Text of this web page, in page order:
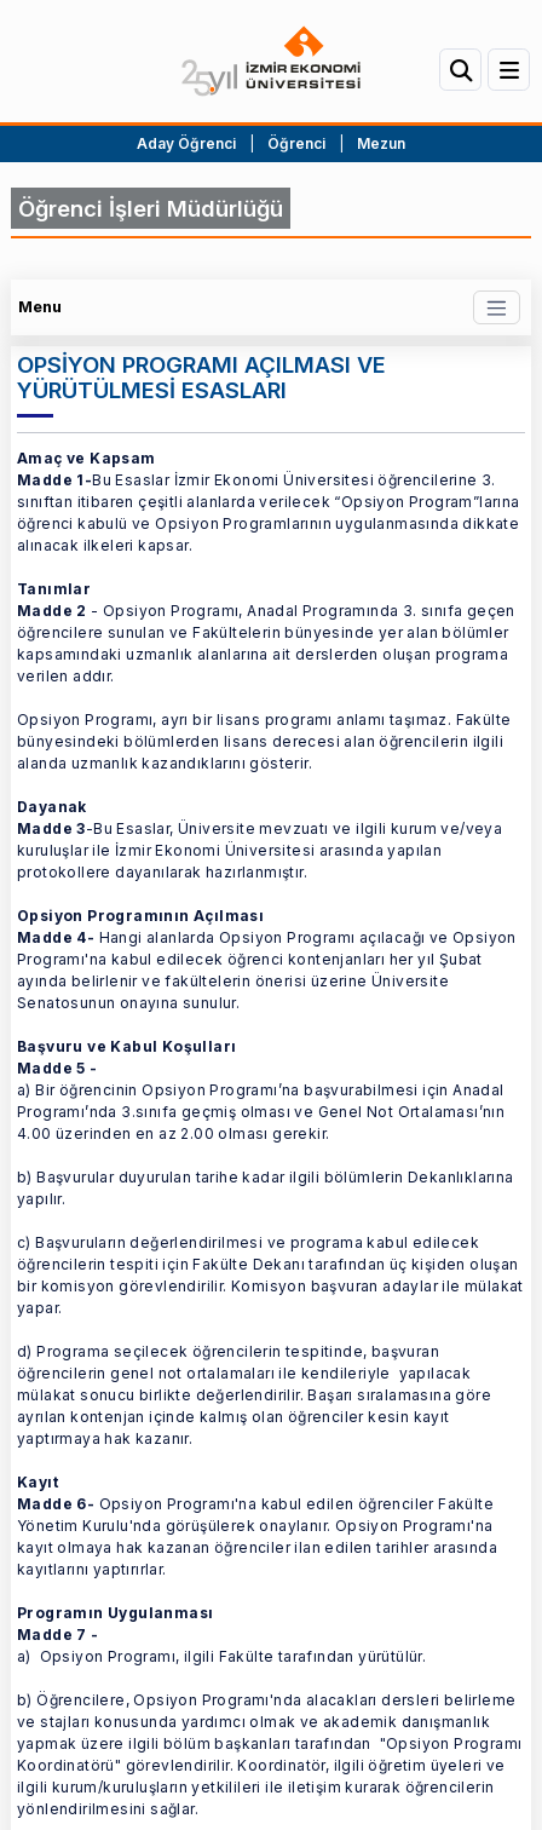
Aday Öğrenci Öğrenci Mezun
Öğrenci İşleri Müdürlüğü
OPSİYON PROGRAMI AÇILMASI VE
YÜRÜTÜLMESİ ESASLARI
Amaç ve Kapsam
Madde 1-Bu Esaslar İzmir Ekonomi Üniversitesi öğrencilerine 3.
sınıftan itibaren çeşitli alanlarda verilecek “Opsiyon Program”larına
öğrenci kabulü ve Opsiyon Programlarının uygulanmasında dikkate
alınacak ilkeleri kapsar.
Tanımlar
Madde 2 - Opsiyon Programı, Anadal Programında 3. sınıfa geçen
öğrencilere sunulan ve Fakültelerin bünyesinde yer alan bölümler
kapsamındaki uzmanlık alanlarına ait derslerden oluşan programa
verilen addır.
Opsiyon Programı, ayrı bir lisans programı anlamı taşımaz. Fakülte
bünyesindeki bölümlerden lisans derecesi alan öğrencilerin ilgili
alanda uzmanlık kazandıklarını gösterir.
Dayanak
Madde 3-Bu Esaslar, Üniversite mevzuatı ve ilgili kurum ve/veya
kuruluşlar ile İzmir Ekonomi Üniversitesi arasında yapılan
protokollere dayanılarak hazırlanmıştır.
Opsiyon Programının Açılması
Madde 4- Hangi alanlarda Opsiyon Programı açılacağı ve Opsiyon
Programı'na kabul edilecek öğrenci kontenjanları her yıl Şubat
ayında belirlenir ve fakültelerin önerisi üzerine Üniversite
Senatosunun onayına sunulur.
Başvuru ve Kabul Koşulları
Madde 5 -
a) Bir öğrencinin Opsiyon Programı’na başvurabilmesi için Anadal
Programı’nda 3.sınıfa geçmiş olması ve Genel Not Ortalaması’nın
4.00 üzerinden en az 2.00 olması gerekir.
b) Başvurular duyurulan tarihe kadar ilgili bölümlerin Dekanlıklarına
yapılır.
c) Başvuruların değerlendirilmesi ve programa kabul edilecek
öğrencilerin tespiti için Fakülte Dekanı tarafından üç kişiden oluşan
bir komisyon görevlendirilir. Komisyon başvuran adaylar ile mülakat
yapar.
d) Programa seçilecek öğrencilerin tespitinde, başvuran
öğrencilerin genel not ortalamaları ile kendileriyle yapılacak
mülakat sonucu birlikte değerlendirilir. Başarı sıralamasına göre
ayrılan kontenjan içinde kalmış olan öğrenciler kesin kayıt
yaptırmaya hak kazanır.
Kayıt
Madde 6- Opsiyon Programı'na kabul edilen öğrenciler Fakülte
Yönetim Kurulu'nda görüşülerek onaylanır. Opsiyon Programı'na
kayıt olmaya hak kazanan öğrenciler ilan edilen tarihler arasında
kayıtlarını yaptırırlar.
Programın Uygulanması
Madde 7 -
a) Opsiyon Programı, ilgili Fakülte tarafından yürütülür.
b) Öğrencilere, Opsiyon Programı'nda alacakları dersleri belirleme
ve stajları konusunda yardımcı olmak ve akademik danışmanlık
yapmak üzere ilgili bölüm başkanları tarafından "Opsiyon Programı
Koordinatörü" görevlendirilir. Koordinatör, ilgili öğretim üyeleri ve
ilgili kurum/kuruluşların yetkilileri ile iletişim kurarak öğrencilerin
yönlendirilmesini sağlar.
Menu